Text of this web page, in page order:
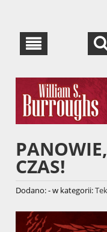
CZAS!
Dodano:-w kategorii: